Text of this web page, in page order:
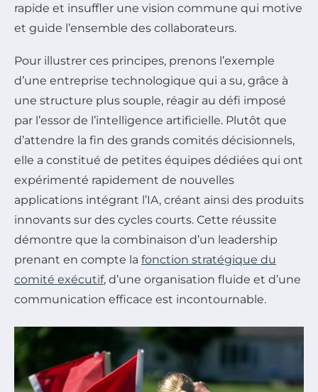
rapide et insuffler une vision commune qui motive
et guide l’ensemble des collaborateurs.
Pour illustrer ces principes, prenons l’exemple
d’une entreprise technologique qui a su, grâce à
une structure plus souple, réagir au défi imposé
par l’essor de l’intelligence artificielle. Plutôt que
d’attendre la fin des grands comités décisionnels,
elle a constitué de petites équipes dédiées qui ont
expérimenté rapidement de nouvelles
applications intégrant l’IA, créant ainsi des produits
innovants sur des cycles courts. Cette réussite
démontre que la combinaison d’un leadership
prenant en compte la fonction stratégique du
comité exécutif, d’une organisation fluide et d’une
communication efficace est incontournable.